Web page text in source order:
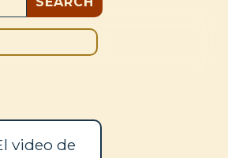
video de